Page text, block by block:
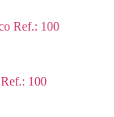
100